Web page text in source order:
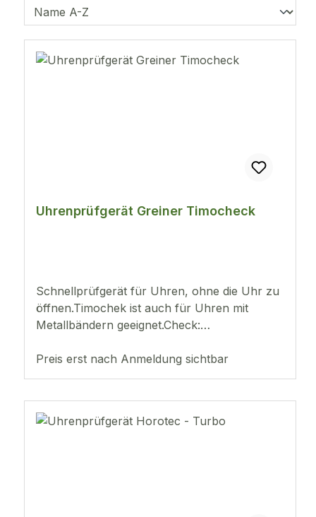
Uhrenprüfgerät Greiner Timocheck
Schnellprüfgerät für Uhren, ohne die Uhr zu
öffnen.Timochek ist auch für Uhren mit
Metallbändern geeignet.Check:
Wiederbelebung des Uhrwerks und Zeiger-
Setz-KontrolleInkl. 230V Adapter
Preis erst nach Anmeldung sichtbar